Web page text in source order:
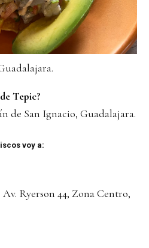
Tepic?
de San Ignacio, Guadalajara.
voy a:
Ryerson 44, Zona Centro,